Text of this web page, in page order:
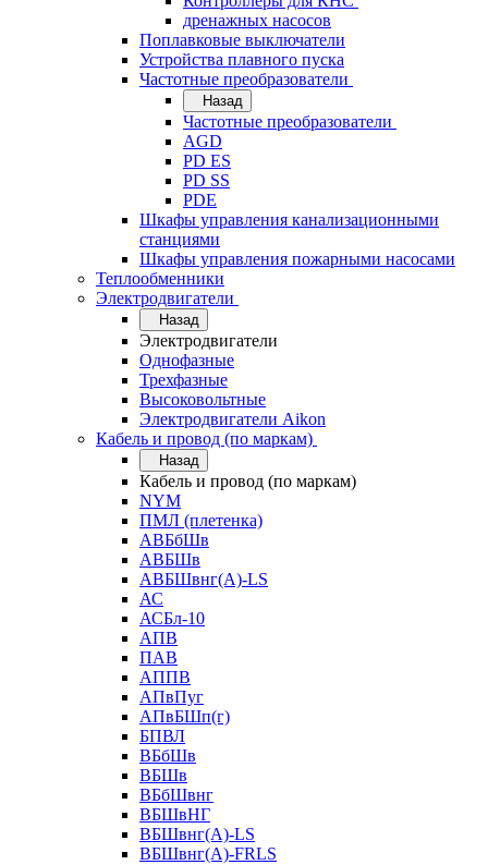
дренажных насосов
Поплавковые выключатели
Устройства плавного пуска
Частотные преобразователи
Назад
Частотные преобразователи
AGD
PD ES
PD SS
PDE
Шкафы управления канализационными
станциями
Шкафы управления пожарными насосами
Теплообменники
Электродвигатели
Назад
Электродвигатели
Однофазные
Трехфазные
Высоковольтные
Электродвигатели Aikon
Кабель и провод (по маркам)
Назад
Кабель и провод (по маркам)
NYM
ПМЛ (плетенка)
АВБбШв
АВБШв
АВБШвнг(А)-LS
АС
АСБл-10
АПВ
ПАВ
АППВ
АПвПуг
АПвБШп(г)
БПВЛ
ВБбШв
ВБШв
ВБбШвнг
ВБШвНГ
ВБШвнг(А)-LS
ВБШвнг(А)-FRLS